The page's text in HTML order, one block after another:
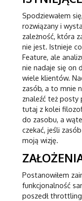
Spodziewałem
rozwiązany i
zależność, która
nie jest. Istnieje
Feature, ale
nie nadaje się on
wiele klientów.
zasób, a to mnie
znaleźć też posty
tutaj z kolei
do zasobu, a
czekać, jeśli
moją wizję.
Postanowiłem
funkcjonalność
poszedł throttling